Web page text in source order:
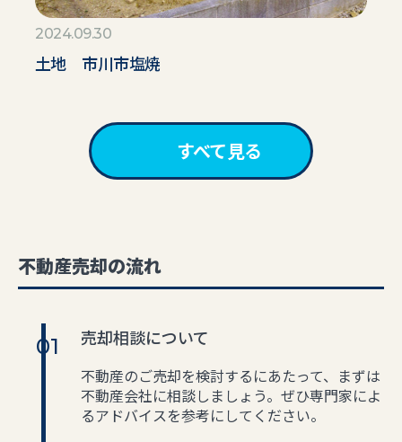
2024.09.30
土地 市川市塩焼
すべて見る
不動産売却の流れ
売却相談について
不動産のご売却を検討するにあたって、まずは
不動産会社に相談しましょう。ぜひ専門家によ
るアドバイスを参考にしてください。